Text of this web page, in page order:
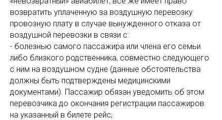
возвратить уплаченную за воздушную перевозку
провозную плату в случае вынужденного отказа от
воздушной перевозки в связи с:
- болезнью самого пассажира или члена его семьи
либо близкого родственника, совместно следующего
с ним на воздушном судне (данные обстоятельства
должны быть подтверждены медицинскими
документами). Пассажир обязан уведомить об этом
перевозчика до окончания регистрации пассажиров
на указанный в билете рейс;